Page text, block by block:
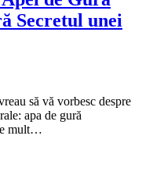
Secretul unei
să vă vorbesc despre
apa de gură
mult…